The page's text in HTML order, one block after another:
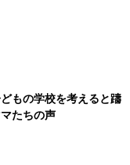
もの学校を考えると躊
たちの声